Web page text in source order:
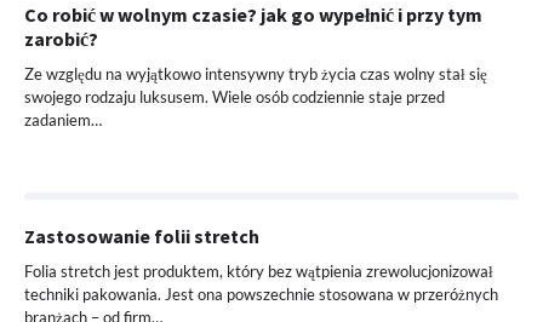
Co robić w wolnym czasie? jak go wypełnić i przy tym
zarobić?
Ze względu na wyjątkowo intensywny tryb życia czas wolny stał się
swojego rodzaju luksusem. Wiele osób codziennie staje przed
zadaniem…
Zastosowanie folii stretch
Folia stretch jest produktem, który bez wątpienia zrewolucjonizował
techniki pakowania. Jest ona powszechnie stosowana w przeróżnych
branżach – od firm…